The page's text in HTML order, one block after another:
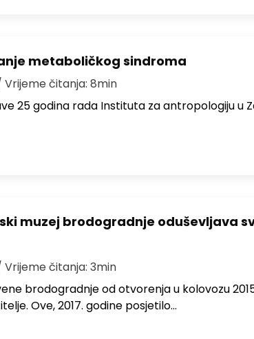
metaboličkog sindroma
Vrijeme čitanja: 8min
25 godina rada Instituta za antropologiju u
muzej brodogradnje oduševljava
Vrijeme čitanja: 3min
brodogradnje od otvorenja u kolovozu
Ove, 2017. godine posjetilo…